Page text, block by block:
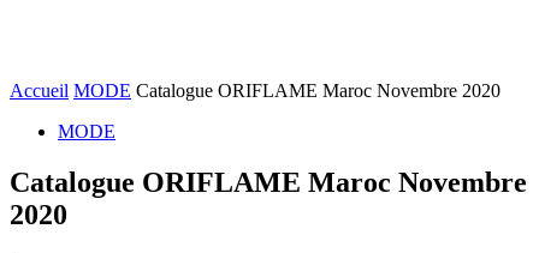
Accueil MODE Catalogue ORIFLAME Maroc Novembre 2020
MODE
Catalogue ORIFLAME Maroc Novembre
2020